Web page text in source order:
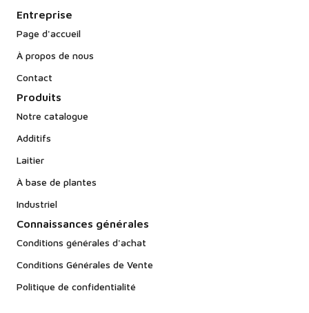
Entreprise
Page d'accueil
À propos de nous
Contact
Produits
Notre catalogue
Additifs
Laitier
À base de plantes
Industriel
Connaissances générales
Conditions générales d'achat
Conditions Générales de Vente
Politique de confidentialité